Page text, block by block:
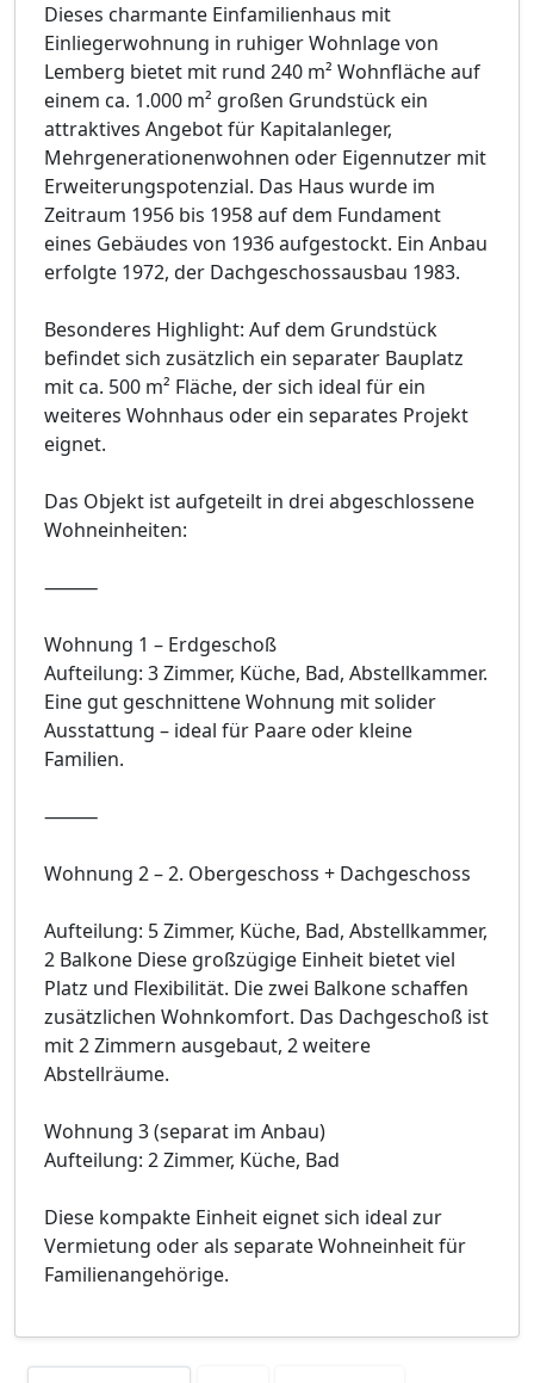
Dieses charmante Einfamilienhaus mit
Einliegerwohnung in ruhiger Wohnlage von
Lemberg bietet mit rund 240 m² Wohnfläche auf
einem ca. 1.000 m² großen Grundstück ein
attraktives Angebot für Kapitalanleger,
Mehrgenerationenwohnen oder Eigennutzer mit
Erweiterungspotenzial. Das Haus wurde im
Zeitraum 1956 bis 1958 auf dem Fundament
eines Gebäudes von 1936 aufgestockt. Ein Anbau
erfolgte 1972, der Dachgeschossausbau 1983.
Besonderes Highlight: Auf dem Grundstück
befindet sich zusätzlich ein separater Bauplatz
mit ca. 500 m² Fläche, der sich ideal für ein
weiteres Wohnhaus oder ein separates Projekt
eignet.
Das Objekt ist aufgeteilt in drei abgeschlossene
Wohneinheiten:
⸻
Wohnung 1 – Erdgeschoß
Aufteilung: 3 Zimmer, Küche, Bad, Abstellkammer.
Eine gut geschnittene Wohnung mit solider
Ausstattung – ideal für Paare oder kleine
Familien.
⸻
Wohnung 2 – 2. Obergeschoss + Dachgeschoss
Aufteilung: 5 Zimmer, Küche, Bad, Abstellkammer,
2 Balkone Diese großzügige Einheit bietet viel
Platz und Flexibilität. Die zwei Balkone schaffen
zusätzlichen Wohnkomfort. Das Dachgeschoß ist
mit 2 Zimmern ausgebaut, 2 weitere
Abstellräume.
Wohnung 3 (separat im Anbau)
Aufteilung: 2 Zimmer, Küche, Bad
Diese kompakte Einheit eignet sich ideal zur
Vermietung oder als separate Wohneinheit für
Familienangehörige.